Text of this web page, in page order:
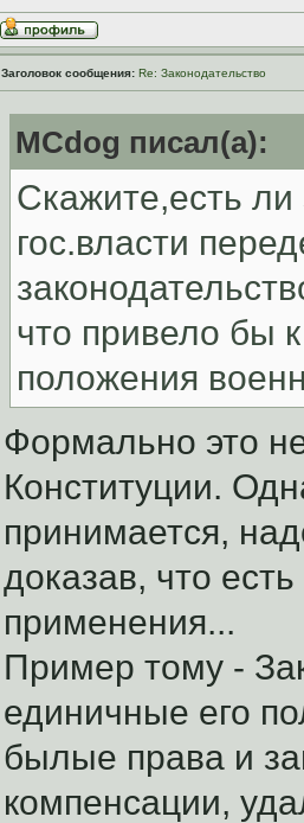
Заголовок сообщения: Re: Законодательство
MCdog писал(а):
Скажите,есть
гос.власти
что привело бы
положения
Формально это
Конституции.
принимается,
доказав, что
применения...
Пример тому -
единичные его
былые права и
компенсации,